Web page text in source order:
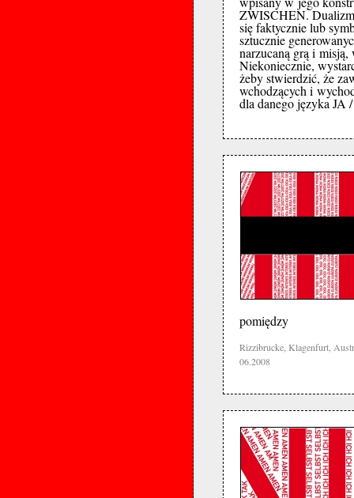
ZWISCHEN.
się faktycznie lub
sztucznie
narzucaną grą i
Niekoniecznie,
żeby stwierdzić, że
wchodzących i
dla danego języka
pomiędzy
Rizzibrucke, Klagenfurt,
06.2008